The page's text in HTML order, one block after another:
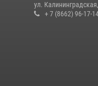
ул.
+ 7 (8662) 96-17-